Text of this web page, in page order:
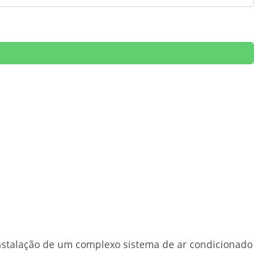
de um complexo sistema de ar condicionado